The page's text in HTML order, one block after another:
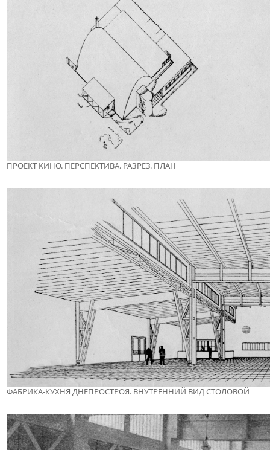
ПРОЕКТ КИНО. ПЕРСПЕКТИВА. РАЗРЕЗ. ПЛАН
ФАБРИКА-КУХНЯ ДНЕПРОСТРОЯ. ВНУТРЕННИЙ ВИД СТОЛОВОЙ